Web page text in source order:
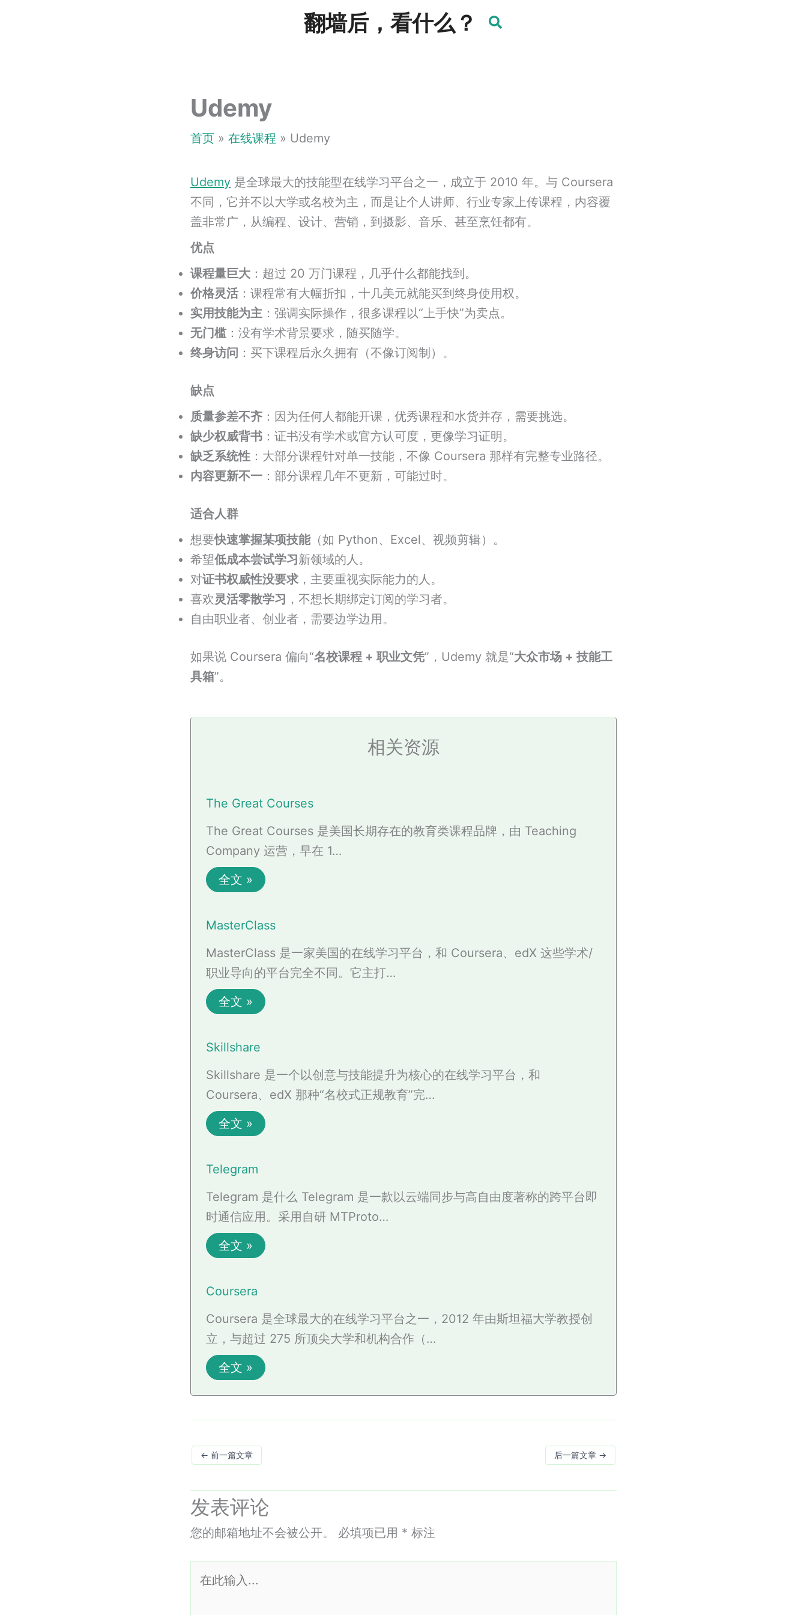
翻墙后，看什么？
Udemy
首页 在线课程 Udemy
Udemy 是全球最大的技能型在线学习平台之一，成立于 2010 年。与 Coursera
不同，它并不以大学或名校为主，而是让个人讲师、行业专家上传课程，内容覆
盖非常广，从编程、设计、营销，到摄影、音乐、甚至烹饪都有。
优点
课程量巨大 ：超过 20 万门课程，几乎什么都能找到。
价格灵活 ：课程常有大幅折扣，十几美元就能买到终身使用权。
实用技能为主 ：强调实际操作，很多课程以“上手快”为卖点。
无门槛 ：没有学术背景要求，随买随学。
终身访问 ：买下课程后永久拥有（不像订阅制）。
缺点
质量参差不齐 ：因为任何人都能开课，优秀课程和水货并存，需要挑选。
缺少权威背书 ：证书没有学术或官方认可度，更像学习证明。
缺乏系统性 ：大部分课程针对单一技能，不像 Coursera 那样有完整专业路径。
内容更新不一 ：部分课程几年不更新，可能过时。
适合人群
想要快速掌握某项技能（如 Python、Excel、视频剪辑）。
希望低成本尝试学习新领域的人。
对证书权威性没要求 ，主要重视实际能力的人。
喜欢灵活零散学习 ，不想长期绑定订阅的学习者。
自由职业者、创业者，需要边学边用。
如果说 Coursera 偏向“名校课程 + 职业文凭”，Udemy 就是“大众市场 + 技能工
具箱”。
相关资源
The Great Courses
The Great Courses 是美国长期存在的教育类课程品牌，由 Teaching
Company 运营，早在 1…
全文 »
MasterClass
MasterClass 是一家美国的在线学习平台，和 Coursera、edX 这些学术/
职业导向的平台完全不同。它主打…
全文 »
Skillshare
Skillshare 是一个以创意与技能提升为核心的在线学习平台，和
Coursera、edX 那种“名校式正规教育”完…
全文 »
Telegram
Telegram 是什么 Telegram 是一款以云端同步与高自由度著称的跨平台即
时通信应用。采用自研 MTProto…
全文 »
Coursera
Coursera 是全球最大的在线学习平台之一，2012 年由斯坦福大学教授创
立，与超过 275 所顶尖大学和机构合作（…
全文 »
← 前一篇文章 后一篇文章 →
发表评论
您的邮箱地址不会被公开。 必填项已用 * 标注